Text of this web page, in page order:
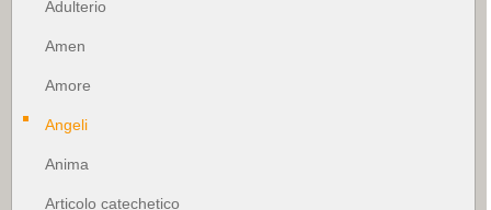
Adulterio
Amen
Amore
Angeli
Anima
Articolo catechetico